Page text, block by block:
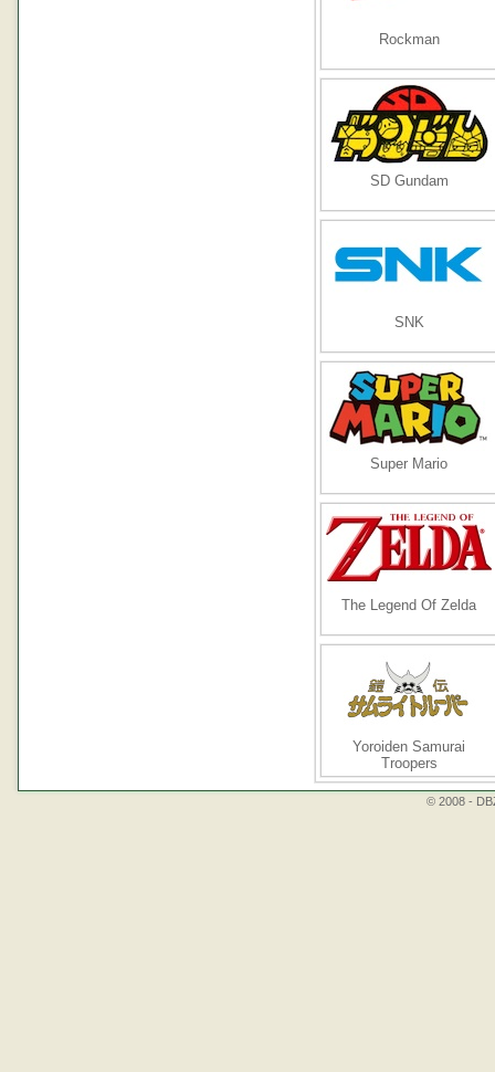
Rockman
SD Gundam
SNK
Super Mario
The Legend Of Zelda
Yoroiden Samurai
Troopers
© 2008 -